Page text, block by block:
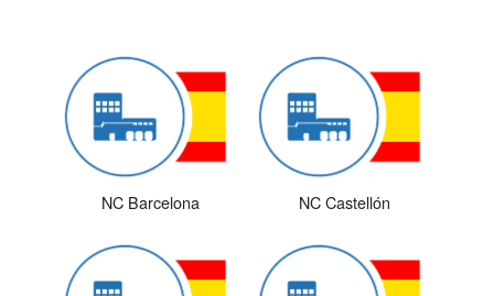
NC Barcelona NC Castellón